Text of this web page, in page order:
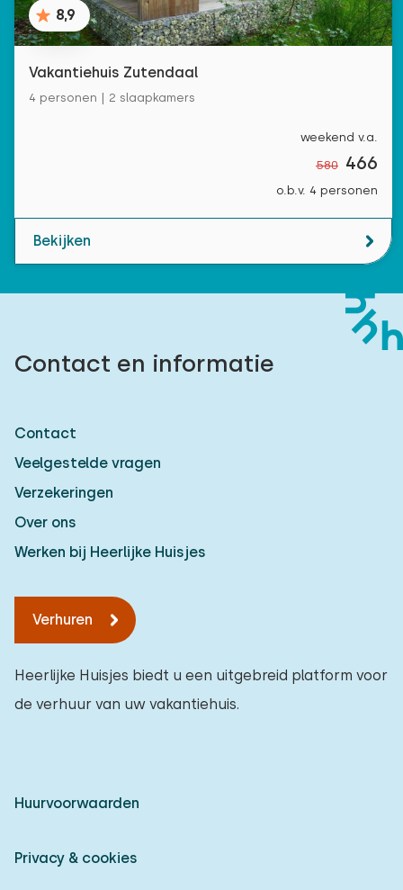
8,9
Vakantiehuis Zutendaal
4 personen | 2 slaapkamers
weekend v.a.
580 466
o.b.v. 4 personen
Bekijken
Contact en informatie
Contact
Veelgestelde vragen
Verzekeringen
Over ons
Werken bij Heerlijke Huisjes
Verhuren
Heerlijke Huisjes biedt u een uitgebreid platform voor
de verhuur van uw vakantiehuis.
Huurvoorwaarden
Privacy & cookies